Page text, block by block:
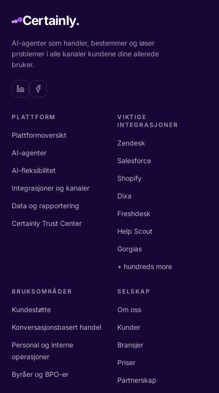
Certainly.
AI-agenter som handler, bestemmer og løser
problemer i alle kanaler kundene dine allerede
bruker.
PLATTFORM
Plattformoversikt
AI-agenter
AI-fleksibilitet
Integrasjoner og kanaler
Data og rapportering
Certainly Trust Center
VIKTIGE
INTEGRASJONER
Zendesk
Salesforce
Shopify
Dixa
Freshdesk
Help Scout
Gorgias
+ hundreds more
BRUKSOMRÅDER
Kundestøtte
Konversasjonsbasert handel
Personal og interne
operasjoner
Byråer og BPO-er
SELSKAP
Om oss
Kunder
Bransjer
Priser
Partnerskap